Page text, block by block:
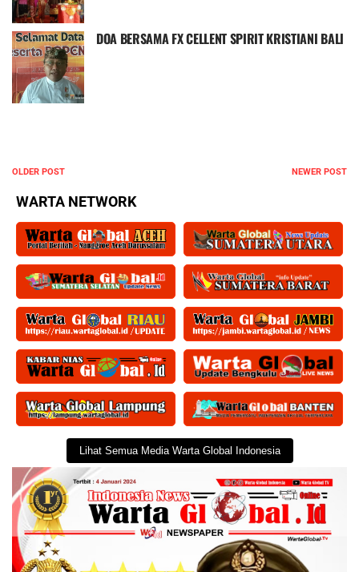
DOA BERSAMA FX CELLENT SPIRIT KRISTIANI BALI
NEWER POST
OLDER POST
WARTA NETWORK
Lihat Semua Media Warta Global Indonesia